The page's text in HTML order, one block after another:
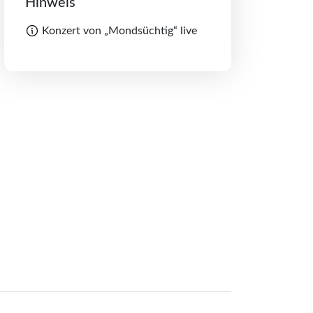
Konzert von „Mondsüchtig“ live